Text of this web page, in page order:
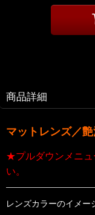
商品詳細
マットレンズ／
★プルダウンメニュ
い。
レンズカラーのイメー